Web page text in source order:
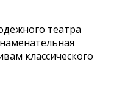
театра
классического